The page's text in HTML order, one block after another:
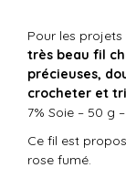
Pour les
très beau fil
précieuses,
crocheter et
7% Soie – 50 g
Ce fil est
rose fumé.